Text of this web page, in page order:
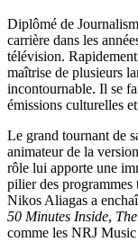
Diplômé de
carrière dans les
télévision. Rapidement
maîtrise de plusieurs
incontournable. Il se
émissions culturelles
Le grand tournant de
animateur de la
rôle lui apporte une
pilier des programmes
Nikos Aliagas a
50 Minutes Inside,
comme les NRJ